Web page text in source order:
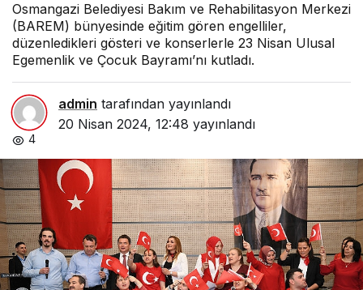
Osmangazi Belediyesi Bakım ve Rehabilitasyon Merkezi
(BAREM) bünyesinde eğitim gören engelliler,
düzenledikleri gösteri ve konserlerle 23 Nisan Ulusal
Egemenlik ve Çocuk Bayramı’nı kutladı.
admin tarafından yayınlandı
20 Nisan 2024, 12:48 yayınlandı
4